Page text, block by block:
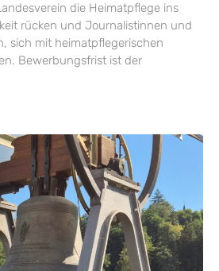
die Heimatpflege ins
rücken und Journalistinnen und
sich mit heimatpflegerischen
Bewerbungsfrist ist der